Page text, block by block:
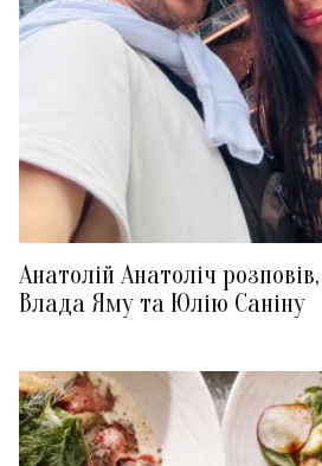
Анатолій Анатоліч
Влада Яму та Юлію Саніну